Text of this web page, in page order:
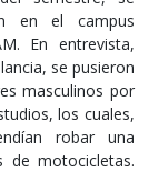
en el campus
En entrevista,
se pusieron
masculinos por
los cuales,
robar una
de motocicletas.